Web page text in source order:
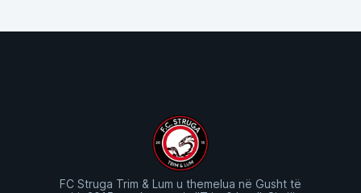
FC Struga Trim & Lum u themelua në Gusht të